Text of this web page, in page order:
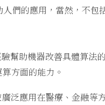
們的應用，當然，不包
幫助機器改善具體算法
方面的能力。
泛應用在醫療、金融等